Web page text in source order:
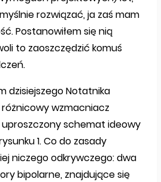
rozwiązać, ja zaś mam
Postanowiłem się nią
to zaoszczędzić komuś
dzisiejszego Notatnika
wzmacniacz
schemat ideowy
1. Co do zasady
niczego odkrywczego: dwa
bipolarne, znajdujące się